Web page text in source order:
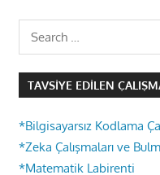
TAVSIYE EDILEN
*Bilgisayarsız Kodlama
*Zeka Çalışmaları ve
*Matematik Labirenti